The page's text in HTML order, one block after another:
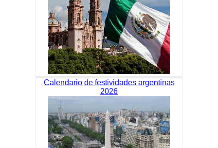
Calendario de festividades argentinas
2026